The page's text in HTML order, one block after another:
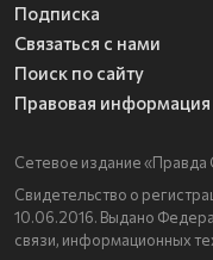
Подписка
Связаться с нами
Поиск по сайту
Правовая информация
Сетевое издание «Правда
Свидетельство о
10.06.2016. Выдано
связи, информационных